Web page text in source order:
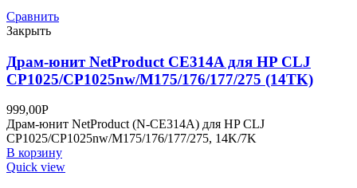
Сравнить
Закрыть
Драм-юнит NetProduct CE314A для HP CLJ
CP1025/CP1025nw/M175/176/177/275 (14TK)
999,00Р
Драм-юнит NetProduct (N-CE314A) для HP CLJ
CP1025/CP1025nw/M175/176/177/275, 14K/7K
В корзину
Quick view